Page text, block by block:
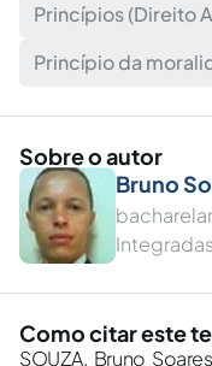
Princípios (Direito
Princípio da
Sobre o autor
Bruno
Como citar este
SOUZA, Bruno